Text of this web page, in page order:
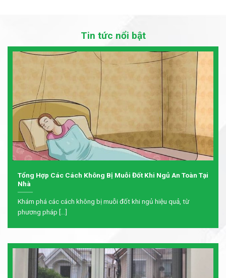
Tin tức nổi bật
Tổng Hợp Các Cách Không Bị Muỗi Đốt Khi Ngủ An Toàn Tại
Nhà
Khám phá các cách không bị muỗi đốt khi ngủ hiệu quả, từ
phương pháp [...]